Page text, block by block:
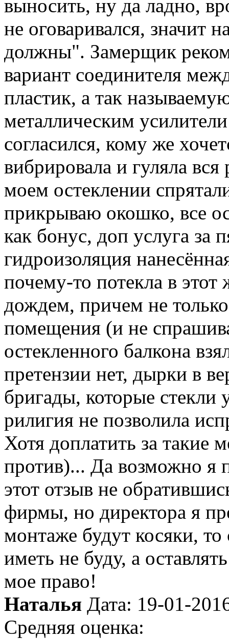
выносить, ну да ладно,
не оговаривался, значит
должны". Замерщик
вариант соединителя
пластик, а так
металлическим
согласился, кому же
вибрировала и гуляла
моем остеклении
прикрываю окошко, все
как бонус, доп услуга за
гидроизоляция
почему-то потекла в
дождем, причем не
помещения (и не
остекленного балкона
претензии нет, дырки в
бригады, которые стекли
рилигия не позволила
Хотя доплатить за
против)... Да возможно я
этот отзыв не
фирмы, но директора я
монтаже будут косяки,
иметь не буду, а
мое право!
Наталья Дата: 19-01-
Средняя оценка: